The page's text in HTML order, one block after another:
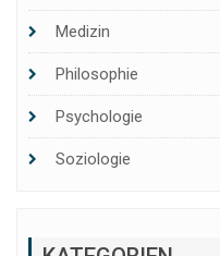
Medizin
Philosophie
Psychologie
Soziologie